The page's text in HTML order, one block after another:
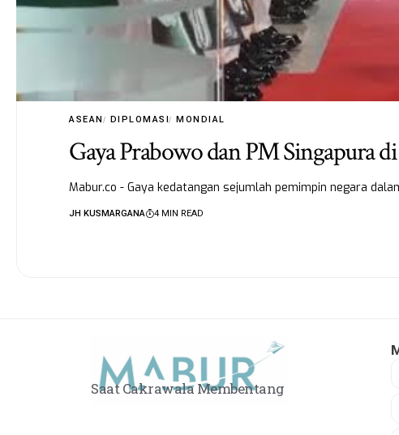
ASEAN DIPLOMASI MONDIAL
Gaya Prabowo dan PM Singapura
Mabur.co - Gaya kedatangan sejumlah pemimpin negara
JH KUSMARGANA 4 MIN READ
Saat Cakrawala Membentang